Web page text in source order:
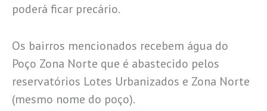
poderá ficar precário.
Os bairros mencionados recebem água do
Poço Zona Norte que é abastecido pelos
reservatórios Lotes Urbanizados e Zona Norte
(mesmo nome do poço).